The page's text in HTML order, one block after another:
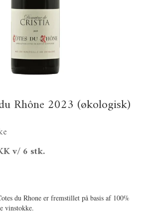
Rhône 2023 (økologisk)
v/ 6 stk.
du Rhone er fremstillet på basis af 100%
vinstokke.